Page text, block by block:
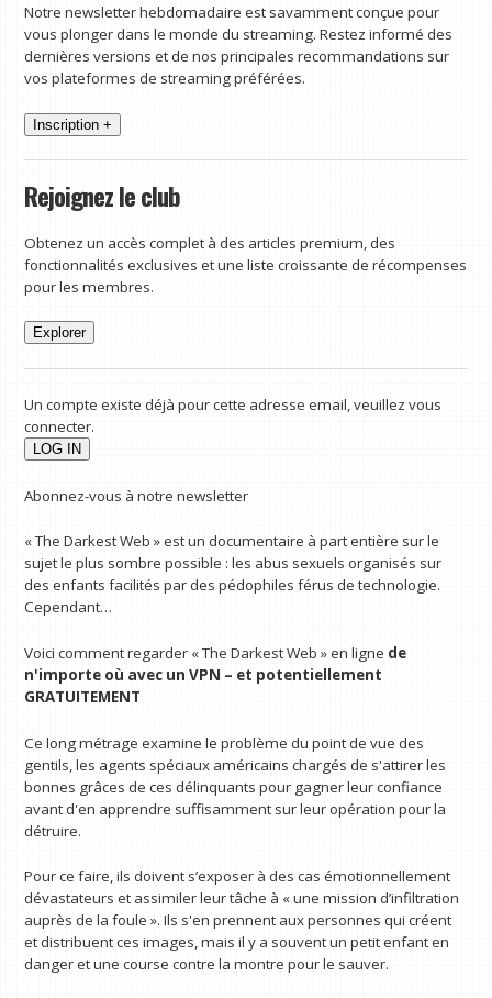
Notre newsletter hebdomadaire est savamment conçue pour
vous plonger dans le monde du streaming. Restez informé des
dernières versions et de nos principales recommandations sur
vos plateformes de streaming préférées.
Inscription +
Rejoignez le club
Obtenez un accès complet à des articles premium, des
fonctionnalités exclusives et une liste croissante de récompenses
pour les membres.
Explorer
Un compte existe déjà pour cette adresse email, veuillez vous
connecter.
Abonnez-vous à notre newsletter
« The Darkest Web » est un documentaire à part entière sur le
sujet le plus sombre possible : les abus sexuels organisés sur
des enfants facilités par des pédophiles férus de technologie.
Cependant…
Voici comment regarder « The Darkest Web » en ligne de
n'importe où avec un VPN – et potentiellement
GRATUITEMENT
Ce long métrage examine le problème du point de vue des
gentils, les agents spéciaux américains chargés de s'attirer les
bonnes grâces de ces délinquants pour gagner leur confiance
avant d'en apprendre suffisamment sur leur opération pour la
détruire.
Pour ce faire, ils doivent s’exposer à des cas émotionnellement
dévastateurs et assimiler leur tâche à « une mission d’infiltration
auprès de la foule ». Ils s'en prennent aux personnes qui créent
et distribuent ces images, mais il y a souvent un petit enfant en
danger et une course contre la montre pour le sauver.